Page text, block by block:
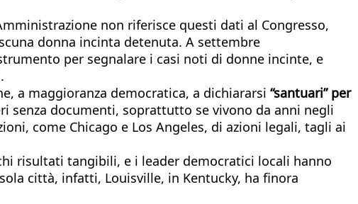
non riferisce questi dati al Congresso,
donna incinta detenuta. A settembre
per segnalare i casi noti di donne incinte, e
a maggioranza democratica, a dichiararsi “santuari” per
senza documenti, soprattutto se vivono da anni negli
come Chicago e Los Angeles, di azioni legali, tagli ai
risultati tangibili, e i leader democratici locali hanno
città, infatti, Louisville, in Kentucky, ha finora